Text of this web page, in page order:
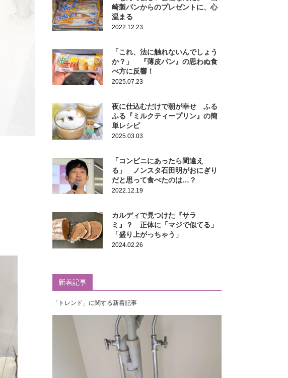
崎製パンからのプレゼントに、心
温まる
2022.12.23
「これ、法に触れないんでしょう
か？」 『薄皮パン』の思わぬ食
べ方に反響！
2025.07.23
夜に仕込むだけで朝が幸せ ふる
ふる『ミルクティープリン』の簡
単レシピ
2025.03.03
「コンビニにあったら間違え
る」 ノンスタ石田明がおにぎり
だと思って食べたのは…？
2022.12.19
カルディで見つけた『サラ
ミ』？ 正体に「マジで似てる」
「盛り上がっちゃう」
2024.02.26
新着記事
「トレンド」に関する新着記事